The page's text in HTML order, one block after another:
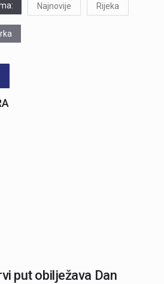
Najnovije Rijeka
put obilježava Dan